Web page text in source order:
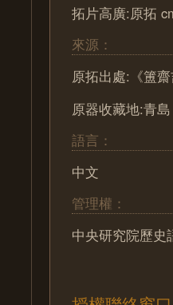
拓片高廣:原拓
來源：
原拓出處:《簠齋
原器收藏地:青
語言：
中文
管理權：
中央研究院歷史